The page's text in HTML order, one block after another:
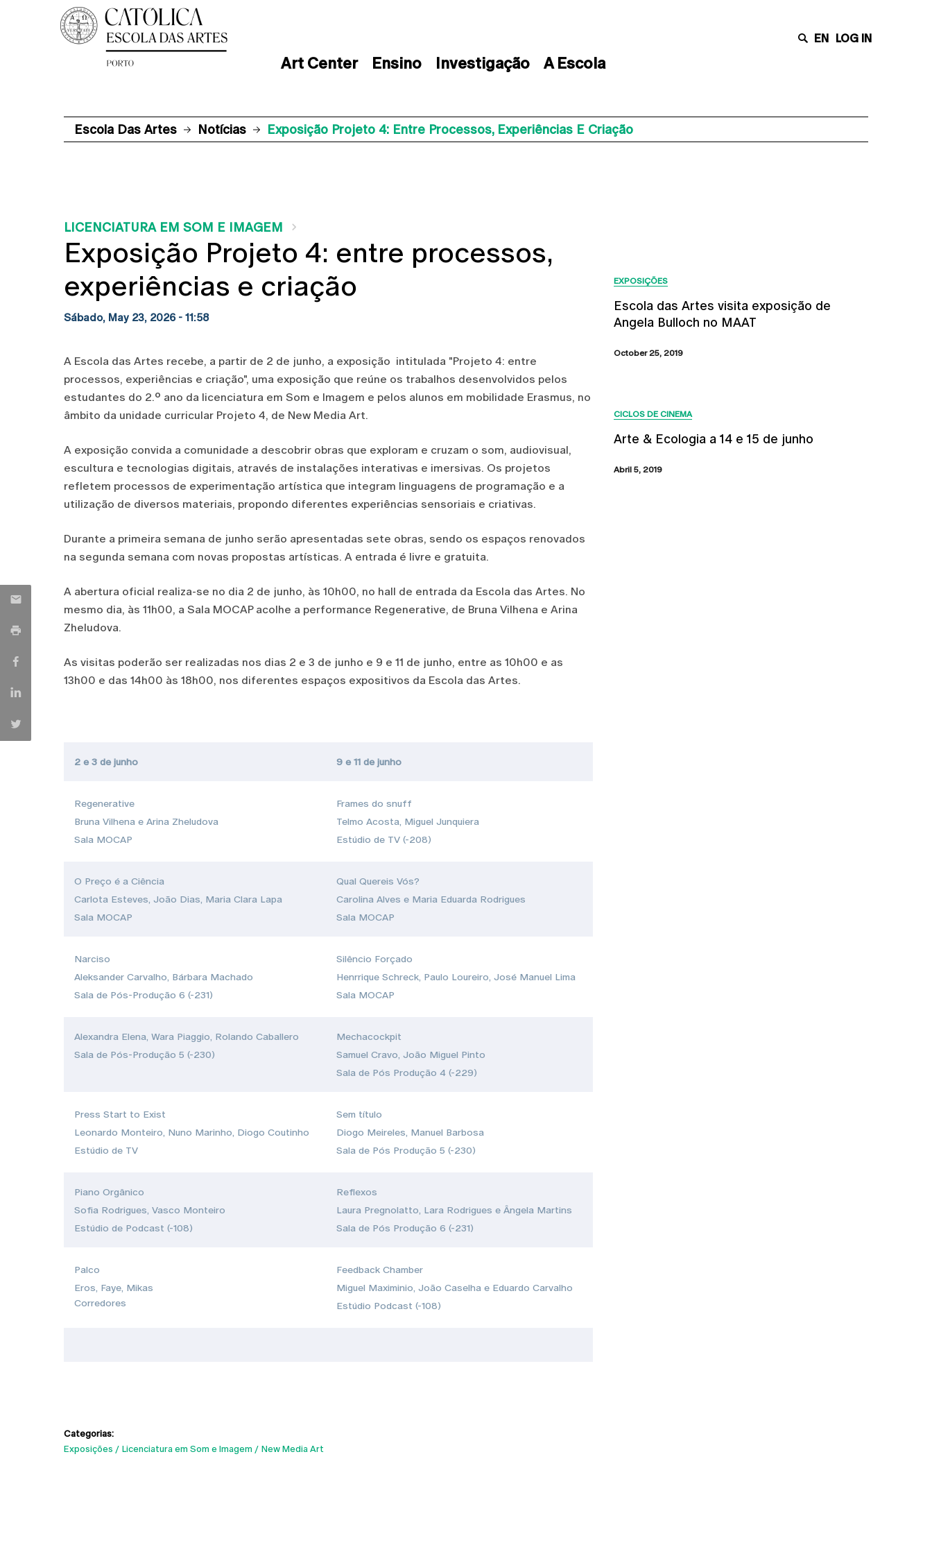
Art Center Ensino Investigação A Escola
EN LOG IN
Escola Das Artes Notícias Exposição Projeto 4: Entre Processos, Experiências E Criação
LICENCIATURA EM SOM E IMAGEM
Exposição Projeto 4: entre processos,
experiências e criação
Sábado, May 23, 2026 - 11:58
A Escola das Artes recebe, a partir de 2 de junho, a exposição intitulada "Projeto 4: entre
processos, experiências e criação", uma exposição que reúne os trabalhos desenvolvidos pelos
estudantes do 2.º ano da licenciatura em Som e Imagem e pelos alunos em mobilidade Erasmus, no
âmbito da unidade curricular Projeto 4, de New Media Art.
A exposição convida a comunidade a descobrir obras que exploram e cruzam o som, audiovisual,
escultura e tecnologias digitais, através de instalações interativas e imersivas. Os projetos
refletem processos de experimentação artística que integram linguagens de programação e a
utilização de diversos materiais, propondo diferentes experiências sensoriais e criativas.
Durante a primeira semana de junho serão apresentadas sete obras, sendo os espaços renovados
na segunda semana com novas propostas artísticas. A entrada é livre e gratuita.
A abertura oficial realiza-se no dia 2 de junho, às 10h00, no hall de entrada da Escola das Artes. No
mesmo dia, às 11h00, a Sala MOCAP acolhe a performance Regenerative, de Bruna Vilhena e Arina
Zheludova.
As visitas poderão ser realizadas nos dias 2 e 3 de junho e 9 e 11 de junho, entre as 10h00 e as
13h00 e das 14h00 às 18h00, nos diferentes espaços expositivos da Escola das Artes.
2 e 3 de junho 9 e 11 de junho
Regenerative
Bruna Vilhena e Arina Zheludova
Sala MOCAP
Frames do snuff
Telmo Acosta, Miguel Junquiera
Estúdio de TV (-208)
O Preço é a Ciência
Carlota Esteves, João Dias, Maria Clara Lapa
Sala MOCAP
Qual Quereis Vós?
Carolina Alves e Maria Eduarda Rodrigues
Sala MOCAP
Narciso
Aleksander Carvalho, Bárbara Machado
Sala de Pós-Produção 6 (-231)
Silêncio Forçado
Henrrique Schreck, Paulo Loureiro, José Manuel Lima
Sala MOCAP
Alexandra Elena, Wara Piaggio, Rolando Caballero
Sala de Pós-Produção 5 (-230)
Mechacockpit
Samuel Cravo, João Miguel Pinto
Sala de Pós Produção 4 (-229)
Press Start to Exist
Leonardo Monteiro, Nuno Marinho, Diogo Coutinho
Estúdio de TV
Sem título
Diogo Meireles, Manuel Barbosa
Sala de Pós Produção 5 (-230)
Piano Orgânico
Sofia Rodrigues, Vasco Monteiro
Estúdio de Podcast (-108)
Reflexos
Laura Pregnolatto, Lara Rodrigues e Ângela Martins
Sala de Pós Produção 6 (-231)
Palco
Eros, Faye, Mikas
Corredores
Feedback Chamber
Miguel Maximinio, João Caselha e Eduardo Carvalho
Estúdio Podcast (-108)
Categorias:
Exposições
Licenciatura em Som e Imagem New Media Art
EXPOSIÇÕES
Escola das Artes visita exposição de
Angela Bulloch no MAAT
October 25, 2019
CICLOS DE CINEMA
Arte & Ecologia a 14 e 15 de junho
Abril 5, 2019